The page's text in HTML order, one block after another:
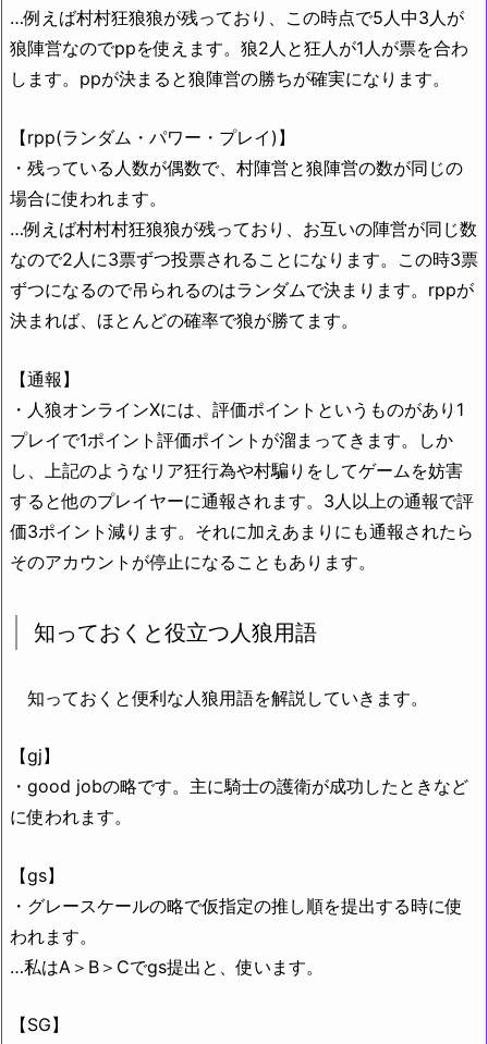
…例えば村村狂狼狼が残っており、この時点で5人中3人が
狼陣営なのでppを使えます。狼2人と狂人が1人が票を合わ
します。ppが決まると狼陣営の勝ちが確実になります。
【rpp(ランダム・パワー・プレイ)】
・残っている人数が偶数で、村陣営と狼陣営の数が同じの
場合に使われます。
…例えば村村村狂狼狼が残っており、お互いの陣営が同じ数
なので2人に3票ずつ投票されることになります。この時3票
ずつになるので吊られるのはランダムで決まります。rppが
決まれば、ほとんどの確率で狼が勝てます。
【通報】
・人狼オンラインXには、評価ポイントというものがあり1
プレイで1ポイント評価ポイントが溜まってきます。しか
し、上記のようなリア狂行為や村騙りをしてゲームを妨害
すると他のプレイヤーに通報されます。3人以上の通報で評
価3ポイント減ります。それに加えあまりにも通報されたら
そのアカウントが停止になることもあります。
知っておくと役立つ人狼用語
知っておくと便利な人狼用語を解説していきます。
【gj】
・good jobの略です。主に騎士の護衛が成功したときなど
に使われます。
【gs】
・グレースケールの略で仮指定の推し順を提出する時に使
われます。
…私はA＞B＞Cでgs提出と、使います。
【SG】